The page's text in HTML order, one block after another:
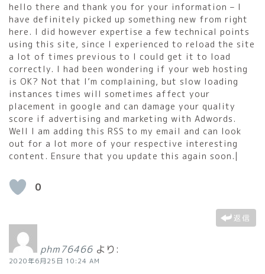
hello there and thank you for your information – I
have definitely picked up something new from right
here. I did however expertise a few technical points
using this site, since I experienced to reload the site
a lot of times previous to I could get it to load
correctly. I had been wondering if your web hosting
is OK? Not that I’m complaining, but slow loading
instances times will sometimes affect your
placement in google and can damage your quality
score if advertising and marketing with Adwords.
Well I am adding this RSS to my email and can look
out for a lot more of your respective interesting
content. Ensure that you update this again soon.|
0
返信
phm76466 より:
2020年6月25日 10:24 AM